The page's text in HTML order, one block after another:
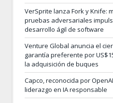
VerSprite lanza Fork y Knife:
pruebas adversariales
desarrollo ágil de software
Venture Global anuncia el
garantía preferente por
la adquisición de buques
Capco, reconocida por
liderazgo en IA responsable